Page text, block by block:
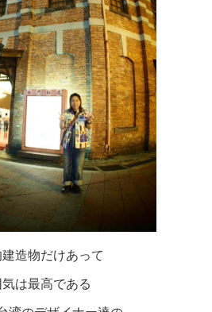
造物だけあって
は最高である